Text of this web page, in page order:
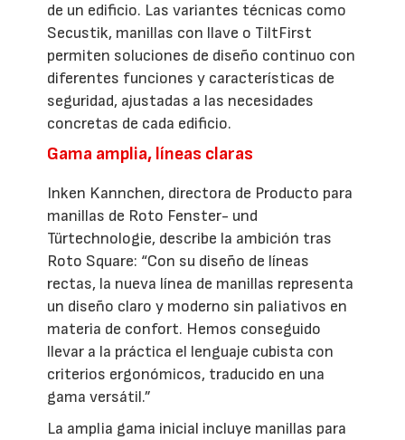
de un edificio. Las variantes técnicas como
Secustik, manillas con llave o TiltFirst
permiten soluciones de diseño continuo con
diferentes funciones y características de
seguridad, ajustadas a las necesidades
concretas de cada edificio.
Gama amplia, líneas claras
Inken Kannchen, directora de Producto para
manillas de Roto Fenster- und
Türtechnologie, describe la ambición tras
Roto Square: “Con su diseño de líneas
rectas, la nueva línea de manillas representa
un diseño claro y moderno sin paliativos en
materia de confort. Hemos conseguido
llevar a la práctica el lenguaje cubista con
criterios ergonómicos, traducido en una
gama versátil.”
La amplia gama inicial incluye manillas para